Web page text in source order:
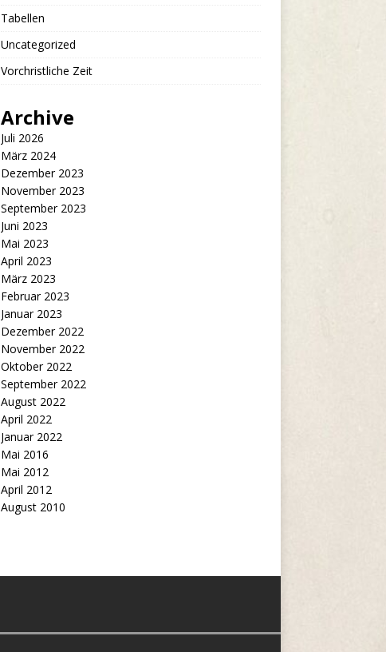
Tabellen
Uncategorized
Vorchristliche Zeit
Archive
Juli 2026
März 2024
Dezember 2023
November 2023
September 2023
Juni 2023
Mai 2023
April 2023
März 2023
Februar 2023
Januar 2023
Dezember 2022
November 2022
Oktober 2022
September 2022
August 2022
April 2022
Januar 2022
Mai 2016
Mai 2012
April 2012
August 2010